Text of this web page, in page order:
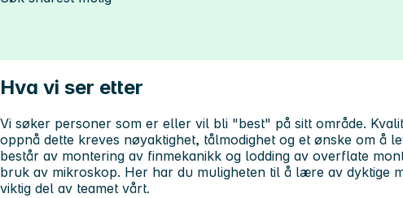
Hva vi ser etter
Vi søker personer som er eller vil bli "best" på sitt område.
oppnå dette kreves nøyaktighet, tålmodighet og et ønske om å
består av montering av finmekanikk og lodding av overflate
bruk av mikroskop. Her har du muligheten til å lære av dyktige
viktig del av teamet vårt.